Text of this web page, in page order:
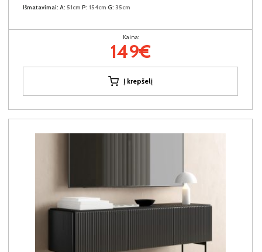
Išmatavimai: A: 51cm P: 154cm G: 35cm
Kaina:
149€
Į krepšelį